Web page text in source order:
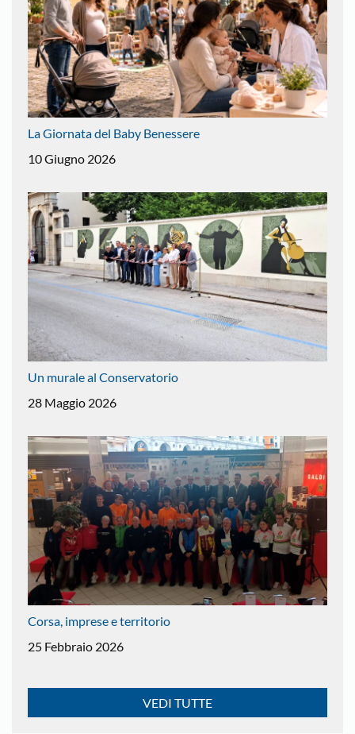
La Giornata del Baby Benessere
10 Giugno 2026
Un murale al Conservatorio
28 Maggio 2026
Corsa, imprese e territorio
25 Febbraio 2026
VEDI TUTTE